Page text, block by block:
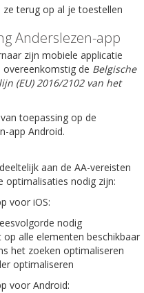
terug op al je toestellen
Anderslezen-app
zijn mobiele applicatie
de Belgische
(EU) 2016/2102 van het
toepassing op de
app Android.
aan de AA-vereisten
optimalisaties nodig zijn:
voor iOS:
nodig
alle elementen beschikbaar
het zoeken optimaliseren
optimaliseren
voor Android: